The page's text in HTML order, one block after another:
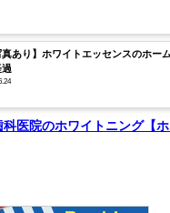
真あり】ホワイトエッセンスのホー
過
医院のホワイトニング【